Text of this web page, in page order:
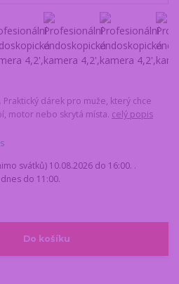
dárek pro muže, který chce
motor nebo skrytá místa. celý popis
svátků) 10.08.2026 do 16:00. .
do 11:00.
Do košíku